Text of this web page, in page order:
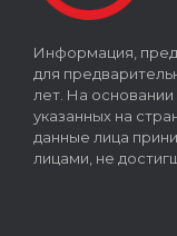
Информация,
для
лет. На
указанных на
данные лица
лицами, не